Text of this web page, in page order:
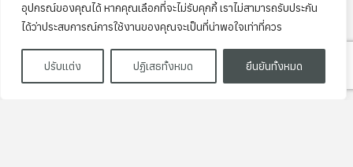
อุปกรณ์ของคุณได้ หากคุณเลือกที่จะไม่รับคุกกี้ เราไม่สามารถรับประกัน
ได้ว่าประสบการณ์การใช้งานของคุณจะเป็นที่น่าพอใจเท่าที่ควร
ปรับแต่ง ปฏิเสธทั้งหมด ยืนยันทั้งหมด